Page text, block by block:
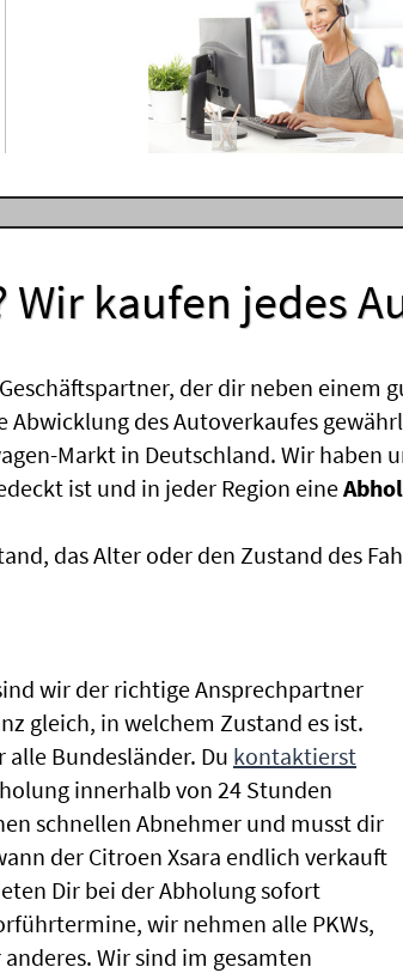
Wir kaufen jedes
der dir neben einem
Abwicklung des Autoverkaufes
Markt in Deutschland. Wir haben
ist und in jeder Region eine
das Alter oder den Zustand des
wir der richtige Ansprechpartner
gleich, in welchem Zustand es ist.
Bundesländer. Du kontaktierst
innerhalb von 24 Stunden
schnellen Abnehmer und musst dir
der Citroen Xsara endlich verkauft
Dir bei der Abholung sofort
wir nehmen alle PKWs,
Wir sind im gesamten